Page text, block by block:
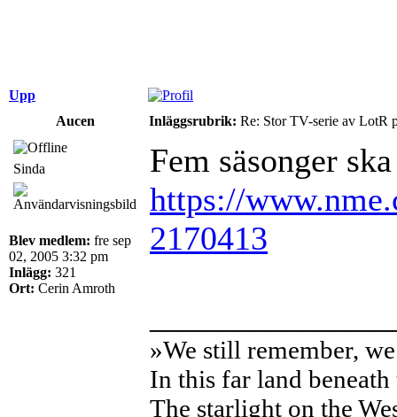
Upp
Aucen
Inläggsrubrik: Re: Stor TV-serie av LotR
Sinda
Blev medlem: fre sep
02, 2005 3:32 pm
Inlägg: 321
Ort: Cerin Amroth
Fem säsonger
https://
2170413
»We still remember,
In this far land beneath
The starlight on the